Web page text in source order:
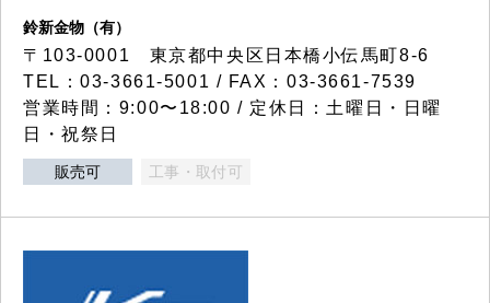
鈴新金物（有）
〒103-0001 東京都中央区日本橋小伝馬町8-6
TEL：03-3661-5001 / FAX：03-3661-7539
営業時間：9:00〜18:00 / 定休日：土曜日・日曜
日・祝祭日
販売可 工事・取付可